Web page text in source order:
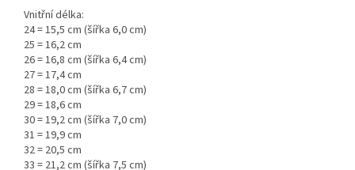
Vnitřní délka:
24 = 15,5 cm (šířka 6,0 cm)
25 = 16,2 cm
26 = 16,8 cm (šířka 6,4 cm)
27 = 17,4 cm
28 = 18,0 cm (šířka 6,7 cm)
29 = 18,6 cm
30 = 19,2 cm (šířka 7,0 cm)
31 = 19,9 cm
32 = 20,5 cm
33 = 21,2 cm (šířka 7,5 cm)